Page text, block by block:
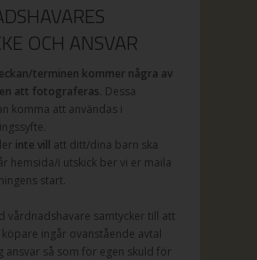
OCH ANSVAR
terminen kommer några av
att fotograferas. Dessa
komma att användas i
inte vill att ditt/dina barn ska
hemsida/i utskick ber vi er maila
start.
vårdnadshavare samtycker till att
ingår ovanstående avtal
ansvar så som för egen skuld för